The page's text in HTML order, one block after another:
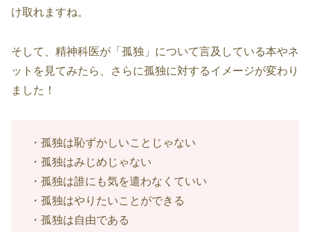
け取れますね。
そして、精神科医が「孤独」について言及している本やネ
ットを見てみたら、さらに孤独に対するイメージが変わり
ました！
・孤独は恥ずかしいことじゃない
・孤独はみじめじゃない
・孤独は誰にも気を遣わなくていい
・孤独はやりたいことができる
・孤独は自由である